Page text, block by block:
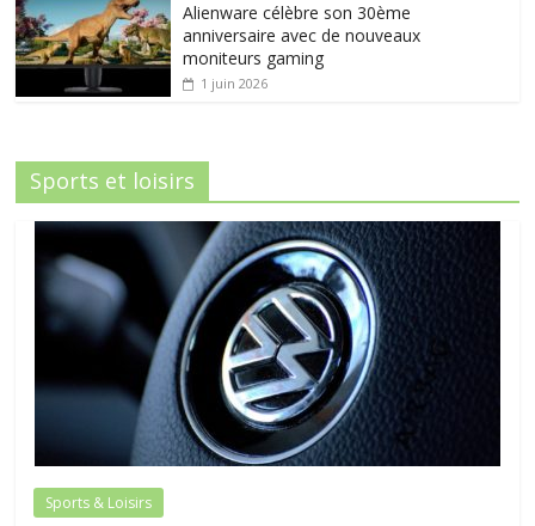
Alienware célèbre son 30ème
anniversaire avec de nouveaux
moniteurs gaming
1 juin 2026
Sports et loisirs
Sports & Loisirs